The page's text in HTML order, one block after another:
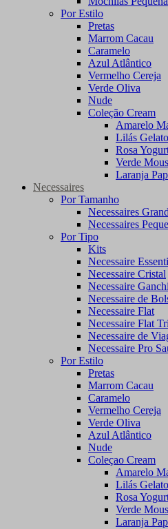
Por Estilo
Pretas
Marrom Cacau
Caramelo
Azul Atlântico
Vermelho Cereja
Verde Oliva
Nude
Coleção Cream
Amarelo
Lilás Gelato
Rosa
Verde
Laranja
Necessaires
Por Tamanho
Necessaires
Necessaires
Por Tipo
Kits
Necessaire
Necessaire Cristal
Necessaire
Necessaire de
Necessaire Flat
Necessaire Flat
Necessaire de
Necessaire Pro
Por Estilo
Pretas
Marrom Cacau
Caramelo
Vermelho Cereja
Verde Oliva
Azul Atlântico
Nude
Coleçao Cream
Amarelo
Lilás Gelato
Rosa
Verde
Laranja